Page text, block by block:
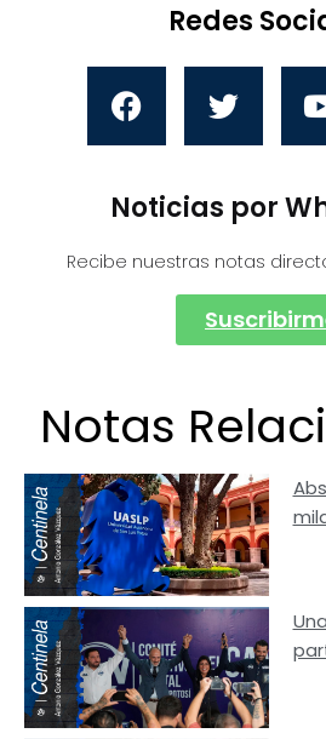
Redes
Noticias por
Recibe nuestras notas
Notas